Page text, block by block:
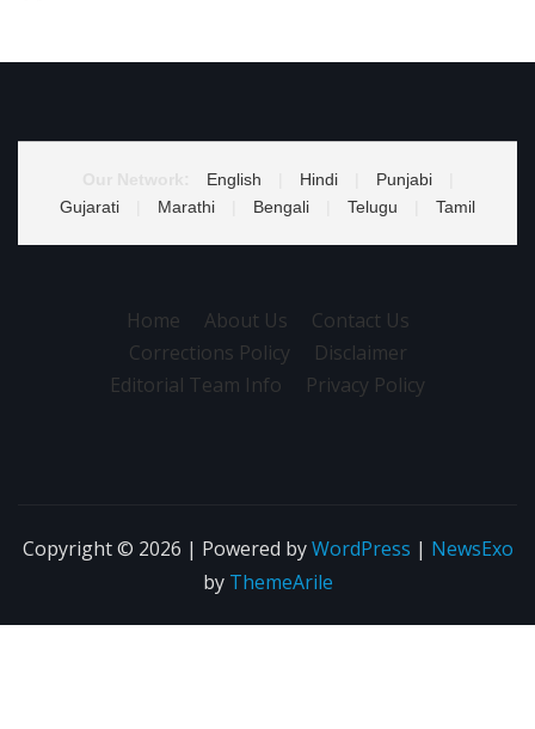
English Hindi Punjabi
Gujarati
Marathi Bengali Telugu Tamil
Home About Us
Contact Us
Corrections Policy
Disclaimer
Editorial Team Info
Privacy Policy
Copyright © 2026 | Powered byWordPress | NewsExo
by ThemeArile